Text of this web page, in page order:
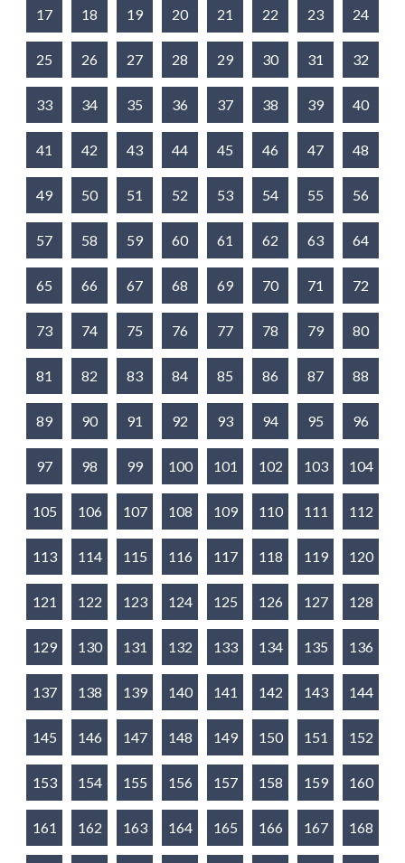
17 18 19 20 21 22 23 24
25 26 27 28 29 30 31 32
33 34 35 36 37 38 39 40
41 42 43 44 45 46 47 48
49 50 51 52 53 54 55 56
57 58 59 60 61 62 63 64
65 66 67 68 69 70 71 72
73 74 75 76 77 78 79 80
81 82 83 84 85 86 87 88
89 90 91 92 93 94 95 96
97 98 99 100 101 102 103 104
105 106 107 108 109 110 111 112
113 114 115 116 117 118 119 120
121 122 123 124 125 126 127 128
129 130 131 132 133 134 135 136
137 138 139 140 141 142 143 144
145 146 147 148 149 150 151 152
153 154 155 156 157 158 159 160
161 162 163 164 165 166 167 168